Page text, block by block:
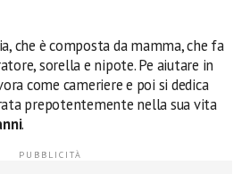
che è composta da mamma, che fa
sorella e nipote. Pe aiutare in
come cameriere e poi si dedica
prepotentemente nella sua vita
.